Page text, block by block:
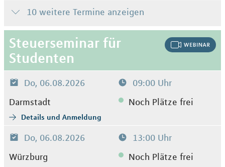
10 weitere Termine anzeigen
Steuerseminar für
Studenten
Do, 06.08.2026
09:00 Uhr
Darmstadt
Noch Plätze frei
Details und Anmeldung
Do, 06.08.2026
13:00 Uhr
Würzburg
Noch Plätze frei